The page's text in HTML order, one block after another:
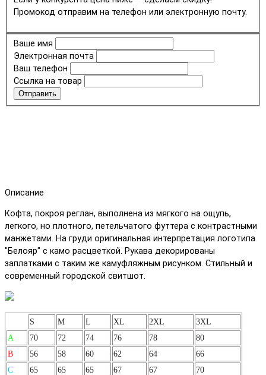
Промокод отправим на телефон или электронную почту.
Ваше имя
Электронная почта
Ваш телефон
Ссылка на товар
Отправить
Описание
Кофта, покроя реглан, выполнена из мягкого на ощупь,
легкого, но плотного, петельчатого футтера с контрастными
манжетами. На груди оригинальная интерпретация логотипа
"Белояр" с камо расцветкой. Рукава декорированы
заплатками с таким же камуфляжным рисунком. Стильный и
современный городской свитшот.
S M L XL 2XL
3XL
А
70 72 74 76 78
80
B
56 58 60 62 64
66
C
65 65 65 67 67 70